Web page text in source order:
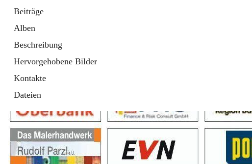
Beiträge
Alben
Beschreibung
Hervorgehobene Bilder
Kontakte
Dateien
Festival Sponsoren